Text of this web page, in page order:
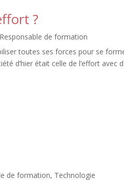
?
Responsable de formation
toutes ses forces pour se
d’hier était celle de l’effort avec
de formation, Technologie